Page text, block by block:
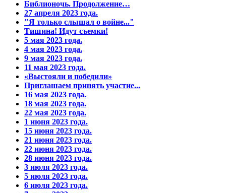
Библионочь. Продолжение…
27 апреля 2023 года.
"Я только слышал о войне..."
Тишина! Идут съемки!
5 мая 2023 года.
4 мая 2023 года.
9 мая 2023 года.
11 мая 2023 года.
«Выстояли и победили»
Приглашаем принять участие...
16 мая 2023 года.
18 мая 2023 года.
22 мая 2023 года.
1 июня 2023 года.
15 июня 2023 года.
21 июня 2023 года.
22 июня 2023 года.
28 июня 2023 года.
3 июля 2023 года.
5 июля 2023 года.
6 июля 2023 года.